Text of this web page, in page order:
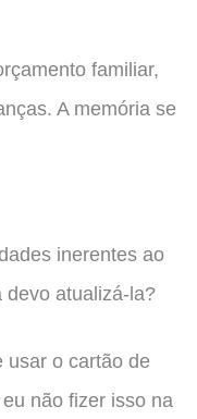
familiar,
A memória se
inerentes ao
devo atualizá-la?
usar o cartão de
não fizer isso na